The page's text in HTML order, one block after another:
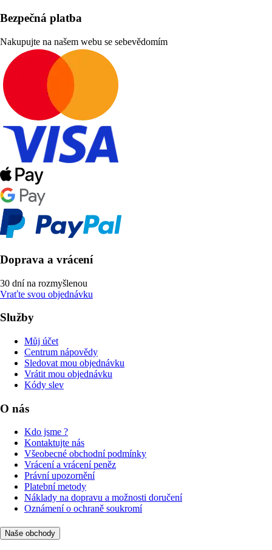
Bezpečná platba
Nakupujte na našem webu se sebevědomím
Doprava a vrácení
30 dní na rozmyšlenou
Vraťte svou objednávku
Služby
Můj účet
Centrum nápovědy
Sledovat mou objednávku
Vrátit mou objednávku
Kódy slev
O nás
Kdo jsme ?
Kontaktujte nás
Všeobecné obchodní podmínky
Vrácení a vrácení peněz
Právní upozornění
Platební metody
Náklady na dopravu a možnosti doručení
Oznámení o ochraně soukromí
Naše obchody